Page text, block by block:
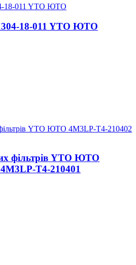
18-011 YTO ЮТО
фільтрів YTO ЮТО
T4-210401